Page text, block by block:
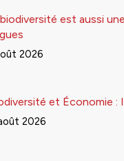
est aussi
2026
et Économie :
2026